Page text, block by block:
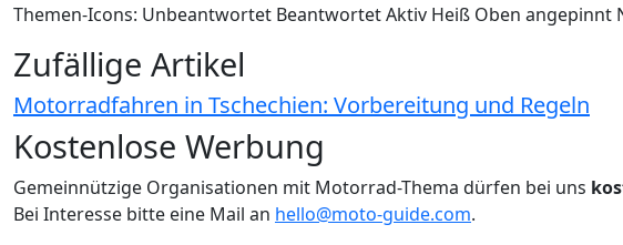
Themen-Icons: Unbeantwortet BeantwortetAktiv Heiß Oben angepinnt
Zufällige Artikel
Motorradfahren in Tschechien: Vorbereitung und Regeln
Kostenlose Werbung
Gemeinnützige Organisationen mit Motorrad-Thema dürfen bei uns
Bei Interesse bitte eine Mail an hello@moto-guide.com.